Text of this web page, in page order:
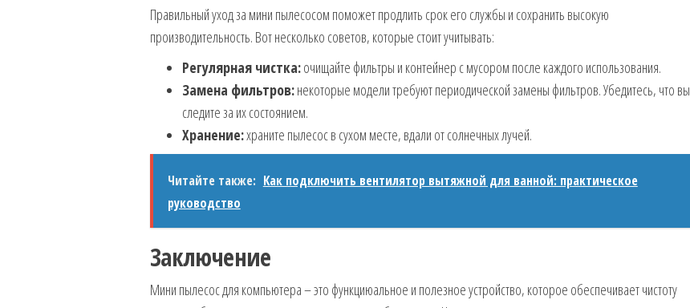
Правильный уход за мини пылесосом поможет продлить срок его службы и сохранить высокую
производительность. Вот несколько советов, которые стоит учитывать:
Регулярная чистка:очищайте фильтры и контейнер с мусором после каждого использования.
Замена фильтров:некоторые модели требуют периодической замены фильтров. Убедитесь, что вы
следите за их состоянием.
Хранение:храните пылесос в сухом месте, вдали от солнечных лучей.
Читайте также: Как подключить вентилятор вытяжной для ванной: практическое
руководство
Заключение
Мини пылесос для компьютера – это функциюальное и полезное устройство, которое обеспечивает чистоту